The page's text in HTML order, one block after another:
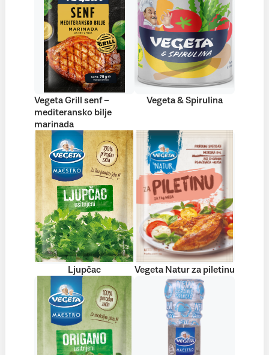
Vegeta Grill senf –
mediteransko bilje
marinada
Vegeta & Spirulina
Ljupčac Vegeta Natur za piletinu